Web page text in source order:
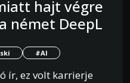
hajt végre
német DeepL
#AI
ír, ez volt karrierje